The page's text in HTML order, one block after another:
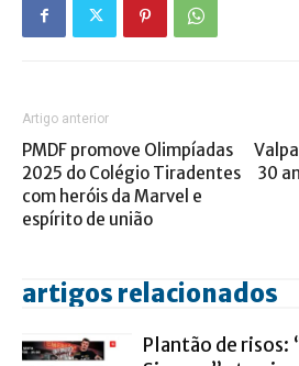
Artigo anterior
PMDF promove Olimpíadas
2025 do Colégio Tiradentes
com heróis da Marvel e
espírito de união
30
artigos relacionados
Plantão de risos: